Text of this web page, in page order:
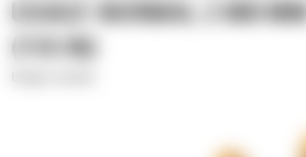
USAGE NORMAL 2 800 MM
(110 IN)